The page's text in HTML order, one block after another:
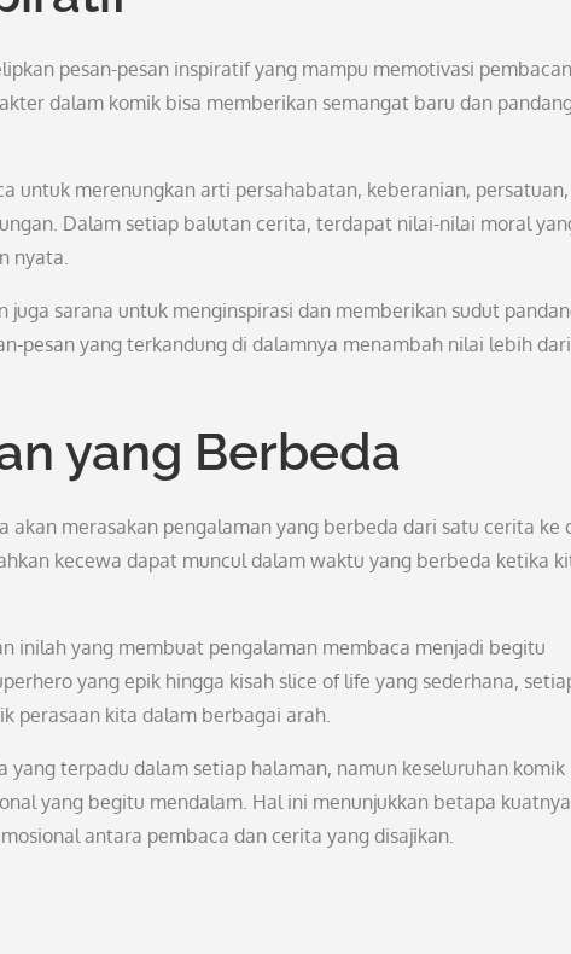
pesan-pesan inspiratif yang mampu memotivasi
dalam komik bisa memberikan semangat baru dan
untuk merenungkan arti persahabatan, keberanian,
Dalam setiap balutan cerita, terdapat nilai-nilai moral
nyata.
sarana untuk menginspirasi dan memberikan sudut
pesan yang terkandung di dalamnya menambah nilai lebih dari
yang Berbeda
merasakan pengalaman yang berbeda dari satu cerita ke
kecewa dapat muncul dalam waktu yang berbeda ketika
inilah yang membuat pengalaman membaca menjadi begitu
yang epik hingga kisah slice of life yang sederhana,
perasaan kita dalam berbagai arah.
yang terpadu dalam setiap halaman, namun keseluruhan komik
yang begitu mendalam. Hal ini menunjukkan betapa kuatnya
antara pembaca dan cerita yang disajikan.